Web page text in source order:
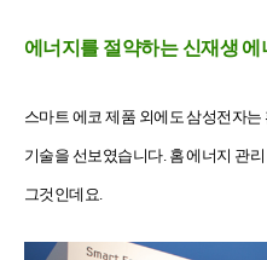
에너지를 절약하는 신재생 에
스마트 에코 제품 외에도 삼성전자
기술을 선보였습니다. 홈 에너지 관
그것인데요.